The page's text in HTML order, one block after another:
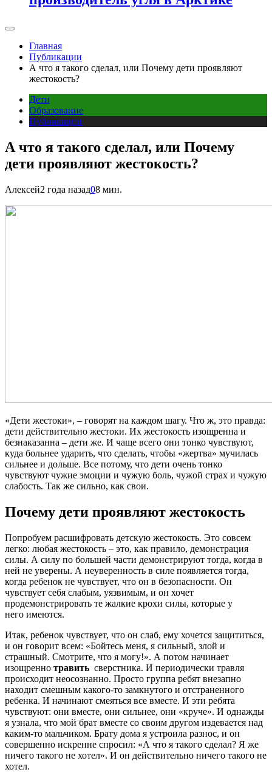
Главная
Публикации
А что я такого сделал, или Почему дети проявляют
жестокость?
Дети
Образование
Публикации
А что я такого сделал, или Почему
дети проявляют жестокость?
Алексей2 года назад08 мин.
«Дети жестоки», – говорят на каждом шагу. Что ж, это правда:
дети действительно жестоки. Их жестокость изощренна и
безнаказанна – дети же. И чаще всего они тонко чувствуют,
куда больнее ударить, что сделать, чтобы «жертва» мучилась
сильнее и дольше. Все потому, что дети очень тонко
чувствуют чужие эмоции и чужую боль, чужой страх и чужую
слабость. Так же сильно, как свои.
Почему дети проявляют жестокость
Попробуем расшифровать детскую жестокость. Это совсем
легко: любая жестокость – это, как правило, демонстрация
силы. А силу по большей части демонстрируют тогда, когда в
ней не уверены. А неуверенность в силе появляется тогда,
когда ребенок не чувствует, что он в безопасности. Он
чувствует себя слабым, уязвимым, и он хочет
продемонстрировать те жалкие крохи силы, которые у
него имеются.
Итак, ребенок чувствует, что он слаб, ему хочется защититься,
и он говорит всем: «Бойтесь меня, я сильный, злой и
страшный. Смотрите, что я могу!». А потом начинает
изощренно травить сверстника. И периодически травля
происходит неосознанно. Просто группа ребят внезапно
находит смешным какого-то замкнутого и отстраненного
ребенка. И начинают смеяться все вместе. И эти ребята
чувствуют: они вместе, они сильнее, они «круче». И однажды
я узнала, что мой брат вместе со своим другом издевается над
каким-то мальчиком. Брату дома я устроила разнос, и он
совершенно искренне спросил: «А что я такого сделал? Я же
ничего такого не хотел». И он действительно ничего такого не
хотел.